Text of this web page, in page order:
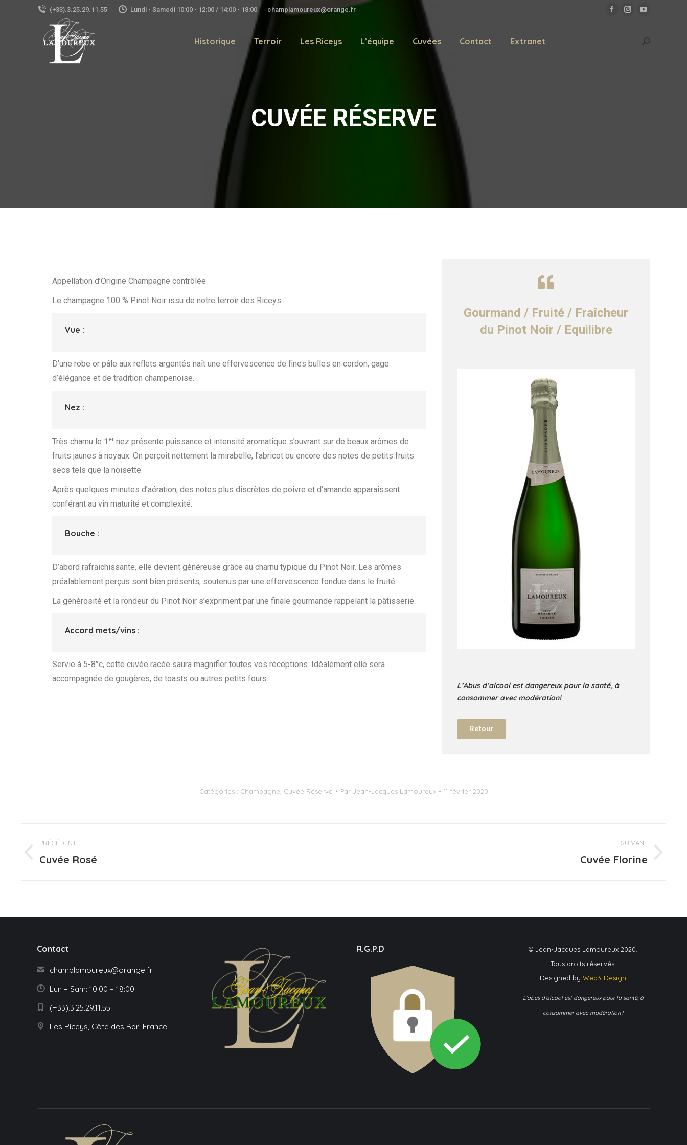
(+33).3.25.29.11.55 Lundi - Samedi 10:00 - 12:00 / 14:00 - 18:00 champlamoureux@orange.fr
Historique Terroir Les Riceys L’équipe Cuvées Contact Extranet
CUVÉE RÉSERVE
Appellation d’Origine Champagne contrôlée
Le champagne 100 % Pinot Noir issu de notre terroir des Riceys.
Vue :
D’une robe or pâle aux reflets argentés naît une effervescence de fines bulles en cordon, gage
d’élégance et de tradition champenoise.
Nez :
Très charnu le 1 er nez présente puissance et intensité aromatique s’ouvrant sur de beaux arômes de
fruits jaunes à noyaux. On perçoit nettement la mirabelle, l’abricot ou encore des notes de petits fruits
secs tels que la noisette.
Après quelques minutes d’aération, des notes plus discrètes de poivre et d’amande apparaissent
conférant au vin maturité et complexité.
Bouche :
D’abord rafraichissante, elle devient généreuse grâce au charnu typique du Pinot Noir. Les arômes
préalablement perçus sont bien présents, soutenus par une effervescence fondue dans le fruité.
La générosité et la rondeur du Pinot Noir s’expriment par une finale gourmande rappelant la pâtisserie.
Accord mets/vins :
Servie à 5-8°c, cette cuvée racée saura magnifier toutes vos réceptions. Idéalement elle sera
accompagnée de gougères, de toasts ou autres petits fours.
Gourmand / Fruité / Fraîcheur
du Pinot Noir / Equilibre
L’Abus d’alcool est dangereux pour la santé, à
consommer avec modération!
Retour
Catégories : Champagne Cuvée Réserve Par Jean-Jacques Lamoureux 11 février 2020
PRÉCÉDENT
Cuvée Rosé
SUIVANT
Cuvée Florine
Contact
champlamoureux@orange.fr
Lun – Sam: 10:00 – 18:00
(+33).3.25.29.11.55
Les Riceys, Côte des Bar, France
R.G.P.D
© Jean-Jacques Lamoureux 2020.
Tous droits réservés.
Designed byWeb3-Design
L’abus d’alcool est dangereux pour la santé, à
consommer avec modération !